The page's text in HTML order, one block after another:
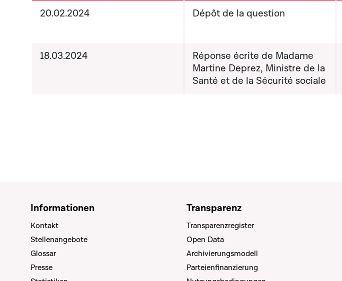
Activités sur le dossier
20.02.2024 Dépôt de la question
18.03.2024
Réponse écrite de Madame
Martine Deprez, Ministre de la
Santé et de la Sécurité sociale
Informationen
Kontakt
Stellenangebote
Glossar
Presse
Transparenz
Transparenzregister
Open Data
Archivierungsmodell
Parteienfinanzierung